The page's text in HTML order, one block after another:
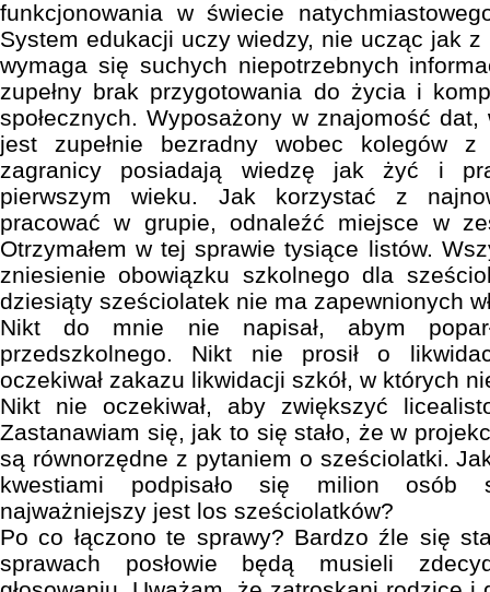
funkcjonowania w świecie
System edukacji uczy wiedzy, nie ucząc jak
wymaga się suchych niepotrzebnych
zupełny brak przygotowania do życia i
społecznych. Wyposażony w znajomość
jest zupełnie bezradny wobec kolegów
zagranicy posiadają wiedzę jak żyć i
pierwszym wieku. Jak korzystać z
pracować w grupie, odnaleźć miejsce w
Otrzymałem w tej sprawie tysiące listów.
zniesienie obowiązku szkolnego dla
dziesiąty sześciolatek nie ma zapewnionych
Nikt do mnie nie napisał, abym
przedszkolnego. Nikt nie prosił o
oczekiwał zakazu likwidacji szkół, w których
Nikt nie oczekiwał, aby zwiększyć
Zastanawiam się, jak to się stało, że w
są równorzędne z pytaniem o sześciolatki.
kwestiami podpisało się milion osób
najważniejszy jest los sześciolatków?
Po co łączono te sprawy? Bardzo źle się
sprawach posłowie będą musieli